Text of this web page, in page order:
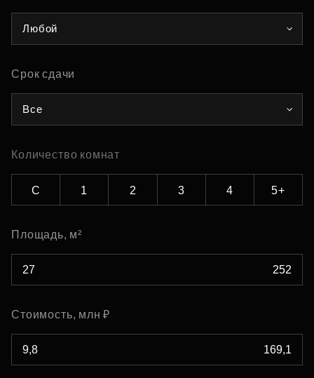
Любой
Срок сдачи
Все
Количество комнат
С 1 2 3 4 5+
Площадь, м²
Стоимость, млн ₽